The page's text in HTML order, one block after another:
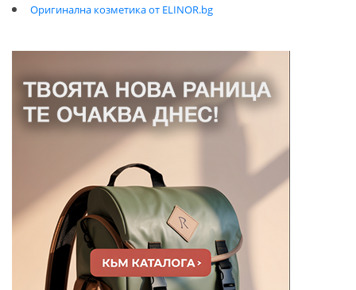
Оригинална козметика от ELINOR.bg